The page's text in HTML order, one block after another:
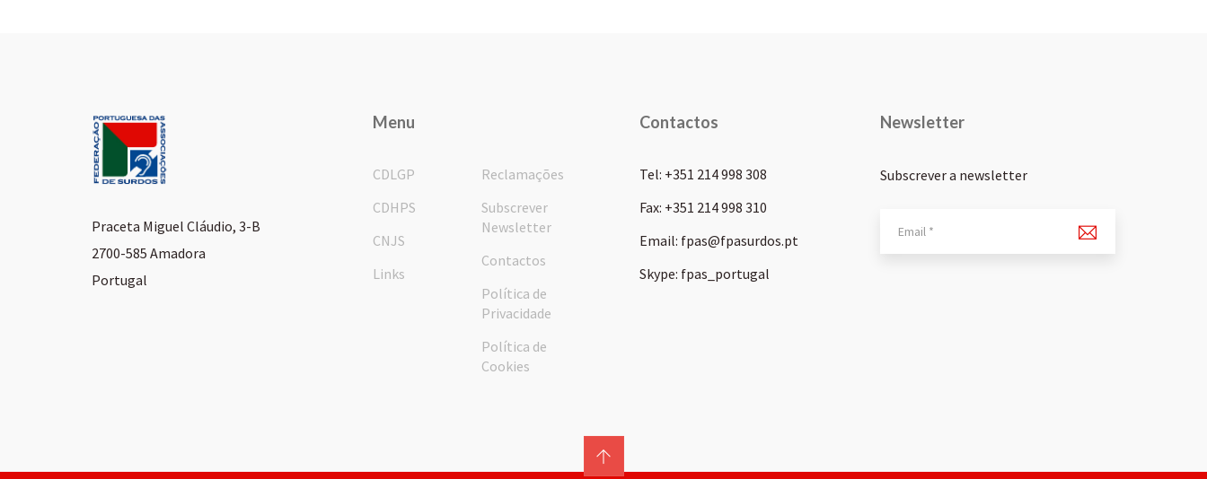
Praceta Miguel Cláudio, 3-B
2700-585 Amadora
Portugal
Menu
CDLGP
CDHPS
CNJS
Links
Reclamações
Subscrever
Newsletter
Contactos
Política de
Privacidade
Política de
Cookies
Contactos
Tel: +351 214 998 308
Fax: +351 214 998 310
Email: fpas@fpasurdos.pt
Skype: fpas_portugal
Newsletter
Subscrever a newsletter